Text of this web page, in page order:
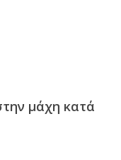
μάχη κατά